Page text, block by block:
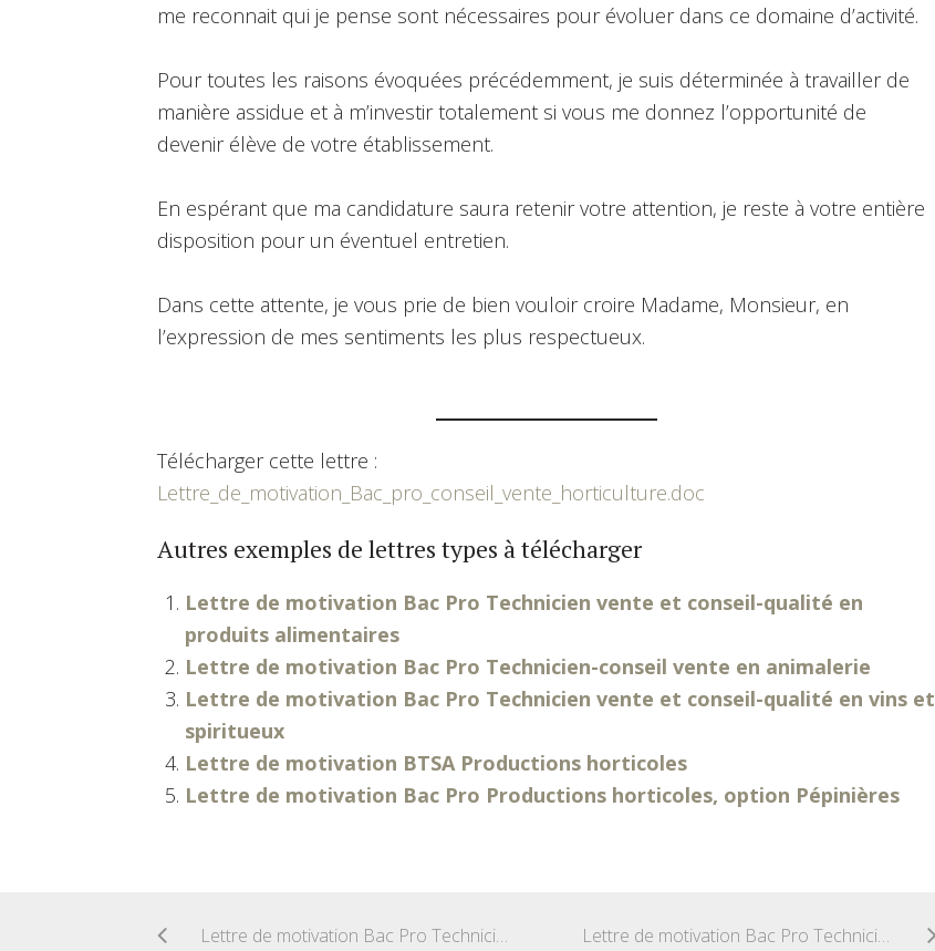
me reconnait qui je pense sont nécessaires pour évoluer dans ce domaine d’activité.
Pour toutes les raisons évoquées précédemment, je suis déterminée à travailler de
manière assidue et à m’investir totalement si vous me donnez l’opportunité de
devenir élève de votre établissement.
En espérant que ma candidature saura retenir votre attention, je reste à votre entière
disposition pour un éventuel entretien.
Dans cette attente, je vous prie de bien vouloir croire Madame, Monsieur, en
l’expression de mes sentiments les plus respectueux.
Télécharger cette lettre :
Lettre_de_motivation_Bac_pro_conseil_vente_horticulture.doc
Autres exemples de lettres types à télécharger
Lettre de motivation Bac Pro Technicien vente et conseil-qualité en
produits alimentaires
Lettre de motivation Bac Pro Technicien-conseil vente en animalerie
Lettre de motivation Bac Pro Technicien vente et conseil-qualité en vins et
spiritueux
Lettre de motivation BTSA Productions horticoles
Lettre de motivation Bac Pro Productions horticoles, option Pépinières
Lettre de motivation Bac Pro Technicien-conseil vente en animalerie Lettre de motivation Bac Pro Technicien vente et conseil-qualité en vins et spiritueux